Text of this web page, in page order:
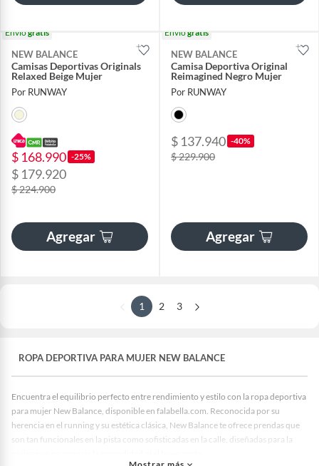
Envíogratis
NEW BALANCE
Camisas Deportivas Originals
Relaxed Beige Mujer
Por RUNWAY
$ 168.990 -25%
$ 179.920
$ 224.900
Agregar
Envíogratis
NEW BALANCE
Camisa Deportiva Original
Reimagined Negro Mujer
Por RUNWAY
$ 137.940 -40%
$ 229.900
Agregar
1 2 3
ROPA DEPORTIVA PARA MUJER NEW BALANCE
Encuentra el equilibrio perfecto entre rendimiento y estilo con la ropa deportiva
para mujer New Balance, disponible en falabella.com. Reconocida por su
herencia en el running y su estética clásica, New Balance te ofrece prendas que
son tan funcionales en la pista como sofisticadas en la calle, diseñadas para la